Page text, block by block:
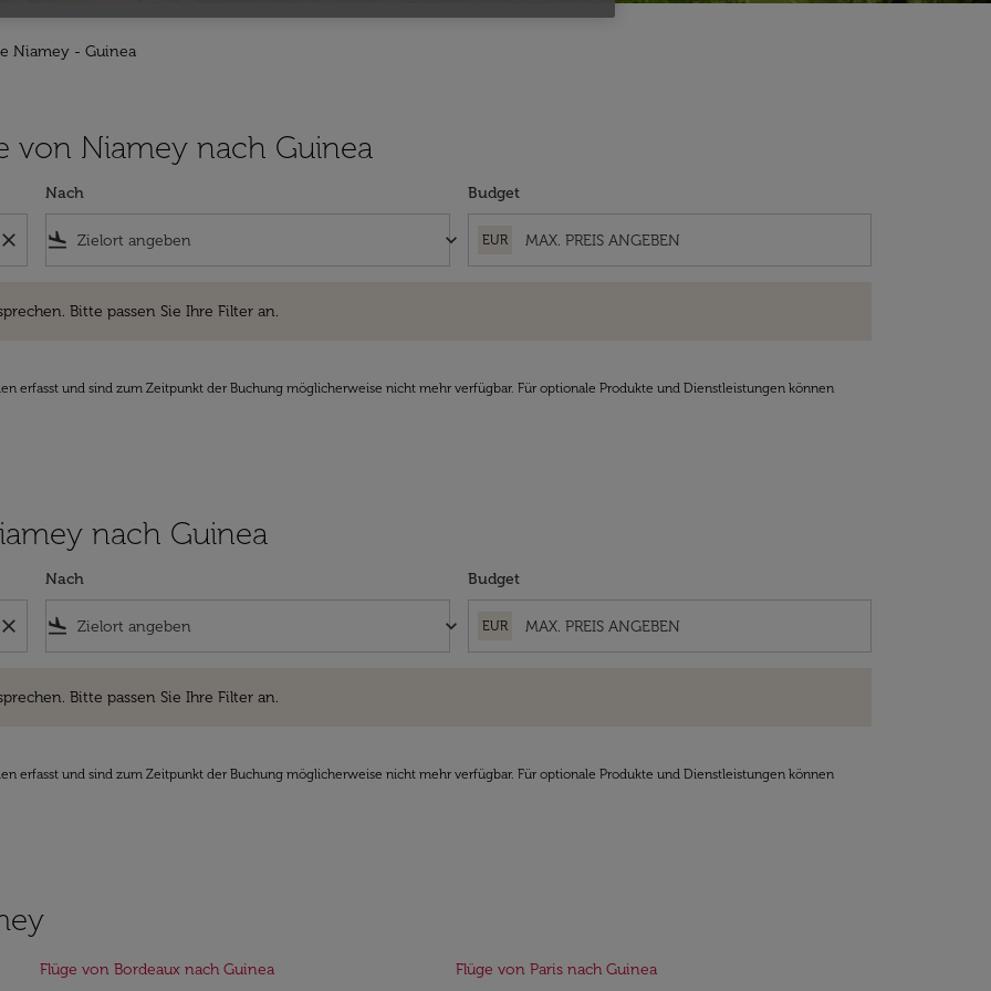
Niamey - Guinea
von Niamey nach Guinea
Nach
flight_land keyboard_arrow_down
Budget
EUR
Bitte passen Sie Ihre Filter an.
erfasst und sind zum Zeitpunkt der Buchung möglicherweise nicht mehr verfügbar. Für optionale Produkte und Dienstleistungen können
nach Guinea
Nach
flight_land keyboard_arrow_down
Budget
EUR
Bitte passen Sie Ihre Filter an.
erfasst und sind zum Zeitpunkt der Buchung möglicherweise nicht mehr verfügbar. Für optionale Produkte und Dienstleistungen können
Flüge von Bordeaux nach Guinea Flüge von Paris nach Guinea